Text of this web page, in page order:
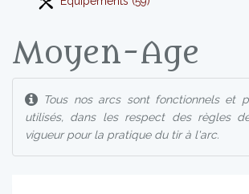
Moyen-Age
Tous nos arcs sont fonctionnels et
utilisés, dans les respect des règles
vigueur pour la pratique du tir à l'arc.